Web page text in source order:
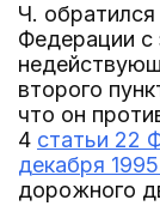
Ч.
Федерации с
второго
что он
4 статьи 22
декабря
дорожного